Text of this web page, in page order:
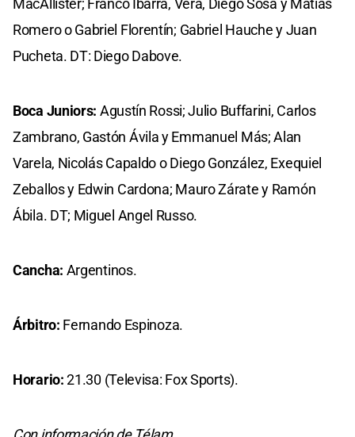
MacAllister; Franco Ibarra, Vera, Diego Sosa y Matías
Romero o Gabriel Florentín; Gabriel Hauche y Juan
Pucheta. DT: Diego Dabove.
Boca Juniors: Agustín Rossi; Julio Buffarini, Carlos
Zambrano, Gastón Ávila y Emmanuel Más; Alan
Varela, Nicolás Capaldo o Diego González, Exequiel
Zeballos y Edwin Cardona; Mauro Zárate y Ramón
Ábila. DT; Miguel Angel Russo.
Cancha: Argentinos.
Árbitro: Fernando Espinoza.
Horario:21.30 (Televisa: Fox Sports).